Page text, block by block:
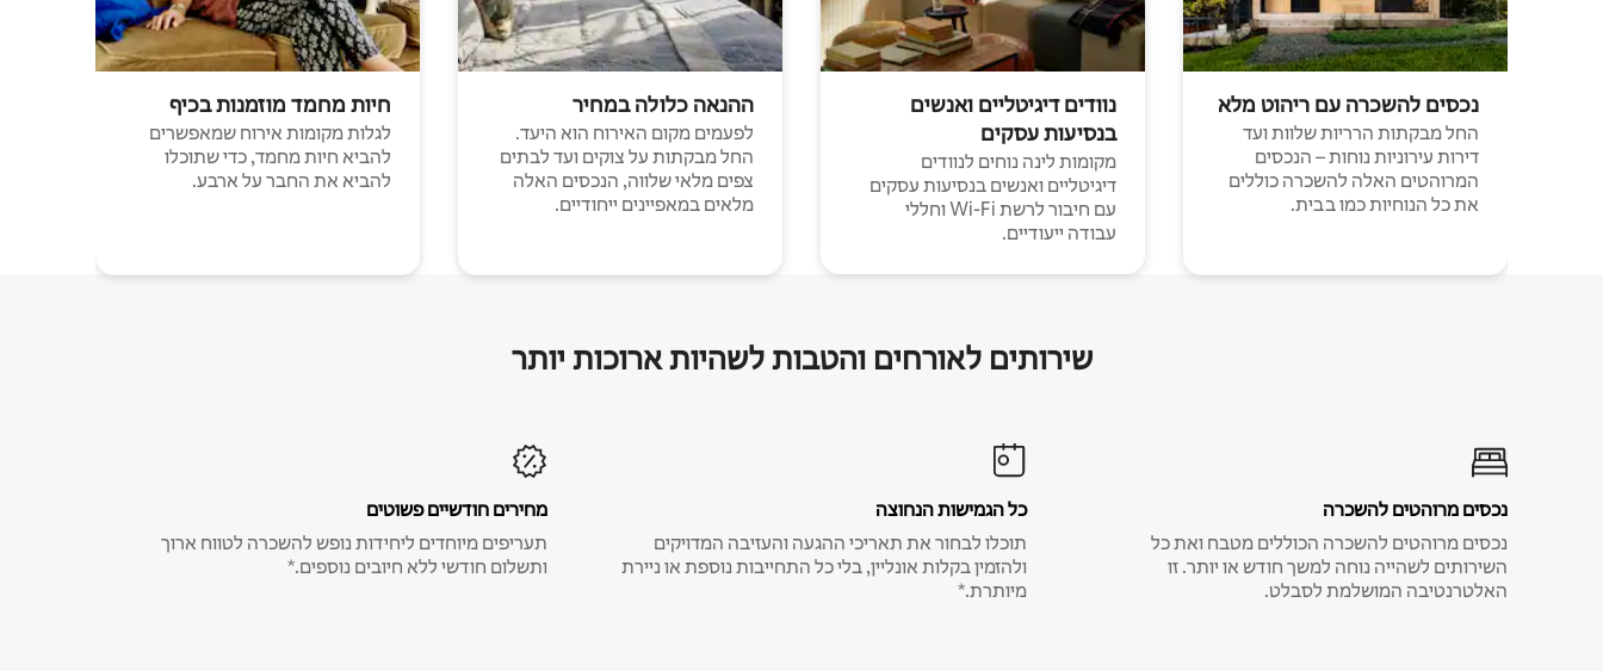
נכסים להשכרה עם ריהוט מלא
החל מבקתות הרריות שלוות ועד
דירות עירוניות נוחות – הנכסים
המרוהטים האלה להשכרה כוללים
את כל הנוחיות כמו בבית.
נוודים דיגיטליים ואנשים
בנסיעות עסקים
מקומות לינה נוחים לנוודים
דיגיטליים ואנשים בנסיעות עסקים
עם חיבור לרשת Wi-Fi וחללי
עבודה ייעודיים.
ההנאה כלולה במחיר
לפעמים מקום האירוח הוא היעד.
החל מבקתות על צוקים ועד לבתים
צפים מלאי שלווה, הנכסים האלה
מלאים במאפיינים ייחודיים.
חיות מחמד מוזמנות בכיף
לגלות מקומות אירוח שמאפשרים
להביא חיות מחמד, כדי שתוכלו
להביא את החבר על ארבע.
שירותים לאורחים והטבות לשהיות ארוכות יותר
נכסים מרוהטים להשכרה
נכסים מרוהטים להשכרה הכוללים מטבח ואת כל
השירותים לשהייה נוחה למשך חודש או יותר. זו
האלטרנטיבה המושלמת לסבלט.
כל הגמישות הנחוצה
תוכלו לבחור את תאריכי ההגעה והעזיבה המדויקים
ולהזמין בקלות אונליין, בלי כל התחייבות נוספת או ניירת
מיותרת.*
מחירים חודשיים פשוטים
תעריפים מיוחדים ליחידות נופש להשכרה לטווח ארוך
ותשלום חודשי ללא חיובים נוספים.*